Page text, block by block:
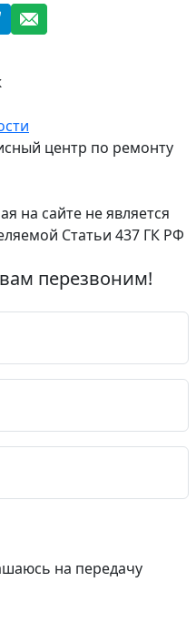
центр по ремонту
на сайте не является
Статьи 437 ГК РФ
перезвоним!
на передачу